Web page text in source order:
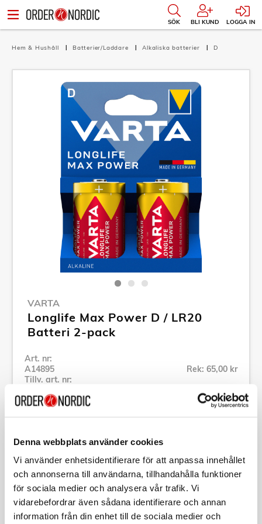
Denna webbplats använder cookies
Vi använder enhetsidentifierare för att anpassa innehållet
och annonserna till användarna, tillhandahålla funktioner
för sociala medier och analysera vår trafik. Vi
vidarebefordrar även sådana identifierare och annan
information från din enhet till de sociala medier och
SÖK BLI KUND LOGGA IN
Hem & Hushåll Batterier/Laddare Alkaliska batterier D
VARTA
Longlife Max Power D / LR20
Batteri 2-pack
Art. nr:
A14895
Tillv. art. nr:
Rek: 65,00 kr
Se alla produkter inom Varta
Beskrivning
Art. nr:A14895